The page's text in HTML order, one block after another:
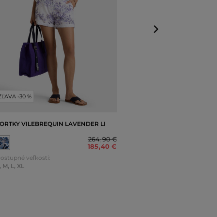
-30 %
VILEBREQUIN LAVENDER LI
264,90 €
185,40 €
veľkosti:
, M, L , XL